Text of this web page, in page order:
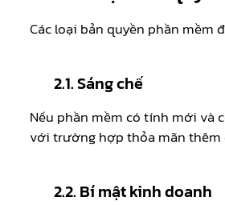
Các loại bản quyền phần mềm
2.1. Sáng chế
Nếu phần mềm có tính mới và
với trường hợp thỏa mãn thêm
2.2. Bí mật kinh doanh